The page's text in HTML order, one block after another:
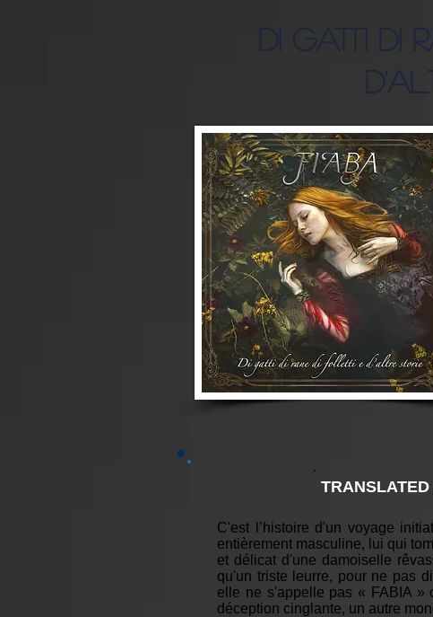
Di Gatti
C'est l’histoire d'un voyage
entièrement masculine, lui qui
et délicat d'une damoiselle
qu'un triste leurre, pour ne pas
elle ne s'appelle pas « FABIA »
déception cinglante, un autre